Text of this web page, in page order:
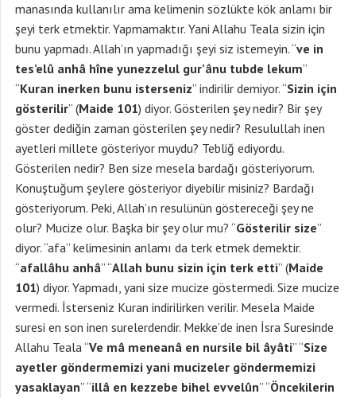
manasında kullanılır ama kelimenin sözlükte kök anlamı bir
şeyi terk etmektir. Yapmamaktır. Yani Allahu Teala sizin için
bunu yapmadı. Allah’ın yapmadığı şeyi siz istemeyin. “ve in
tes’elû anhâ hîne yunezzelul gur’ânu tubde lekum”
“Kuran inerken bunu isterseniz” indirilir demiyor. “Sizin için
gösterilir” (Maide 101) diyor. Gösterilen şey nedir? Bir şey
göster dediğin zaman gösterilen şey nedir? Resulullah inen
ayetleri millete gösteriyor muydu? Tebliğ ediyordu.
Gösterilen nedir? Ben size mesela bardağı gösteriyorum.
Konuştuğum şeylere gösteriyor diyebilir misiniz? Bardağı
gösteriyorum. Peki, Allah’ın resulünün göstereceği şey ne
olur? Mucize olur. Başka bir şey olur mu? “Gösterilir size”
diyor. “afa” kelimesinin anlamı da terk etmek demektir.
“afallâhu anhâ” “Allah bunu sizin için terk etti” (Maide
101) diyor. Yapmadı, yani size mucize göstermedi. Size mucize
vermedi. İsterseniz Kuran indirilirken verilir. Mesela Maide
suresi en son inen surelerdendir. Mekke’de inen İsra Suresinde
Allahu Teala “Ve mâ meneanâ en nursile bil âyâti” “Size
ayetler göndermemizi yani mucizeler göndermemizi
yasaklayan” “illâ en kezzebe bihel evvelûn” “Öncekilerin